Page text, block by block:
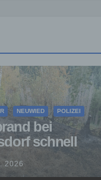
NEUWIED POLIZEI
bei
schnell
– Feuerwehr
erhöhter
2026